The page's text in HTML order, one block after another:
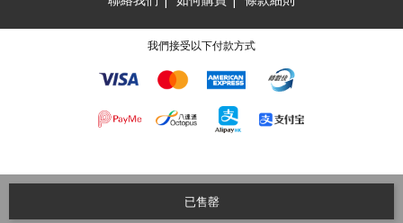
已售罄
我們接受以下付款方式